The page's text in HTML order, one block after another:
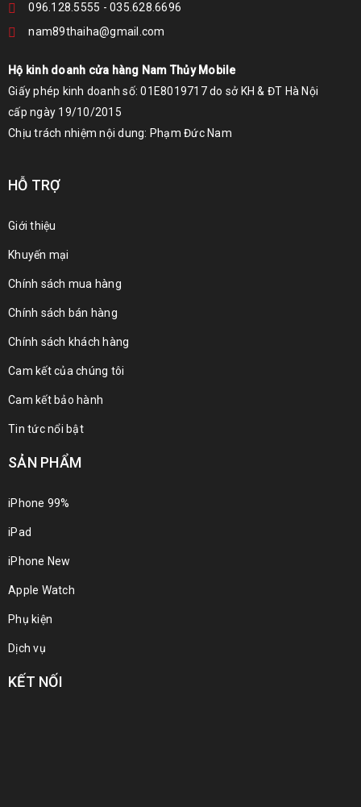
096.128.5555 - 035.628.6696
nam89thaiha@gmail.com
Hộ kinh doanh cửa hàng Nam Thủy Mobile
Giấy phép kinh doanh số: 01E8019717 do sở KH & ĐT Hà Nội
cấp ngày 19/10/2015
Chịu trách nhiệm nội dung: Phạm Đức Nam
HỖ TRỢ
Giới thiệu
Khuyến mại
Chính sách mua hàng
Chính sách bán hàng
Chính sách khách hàng
Cam kết của chúng tôi
Cam kết bảo hành
Tin tức nổi bật
SẢN PHẨM
iPhone 99%
iPad
iPhone New
Apple Watch
Phụ kiện
Dịch vụ
KẾT NỐI